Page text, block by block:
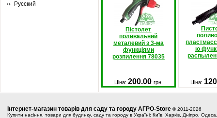
Русский
Пістолет
поливальний
металевий з 3-ма
функціями
розпилення 78035
ю
Ціна: 200.00 грн. Ціна:
Інтернет-магазин товарів для саду та городу АГРО-Store © 2011-2026
Купити насіння, товари для будинку, саду та городу в Україні: Київ, Харків, Дніпро,